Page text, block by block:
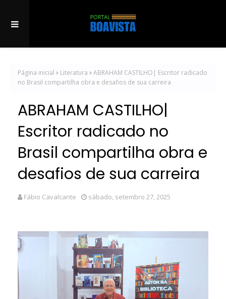
Página inicial Literatura
ABRAHAM CASTILHO| Escritor radicado
no Brasil compartilha obra e desafios de sua carreira
ABRAHAM CASTILHO|
Escritor radicado no
Brasil compartilha obra e
desafios de sua carreira
Fábio Cavalcante sábado, setembro 27, 2025